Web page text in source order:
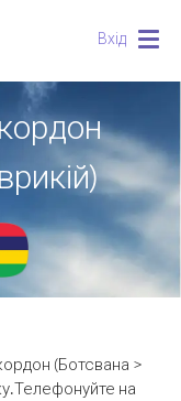
Вхід
(Ботсвана >
Телефонуйте на